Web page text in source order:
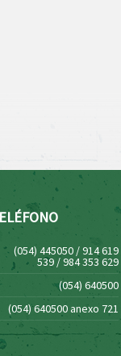
(054) 445050 / 914 619
539 / 984 353 629
(054) 640500
(054) 640500 anexo 721